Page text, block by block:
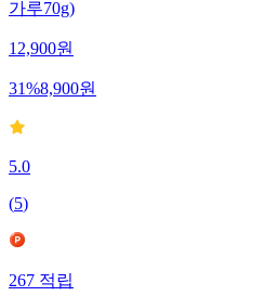
가루70g)
12,900원
31%8,900원
5.0
(5)
267적립